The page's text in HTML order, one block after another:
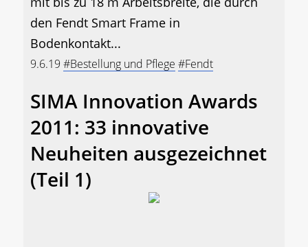
den Fendt Smart Frame in
Bodenkontakt...
9.6.19 #Bestellung und Pflege #Fendt
SIMA Innovation Awards
2011: 33 innovative
Neuheiten ausgezeichnet
(Teil 1)